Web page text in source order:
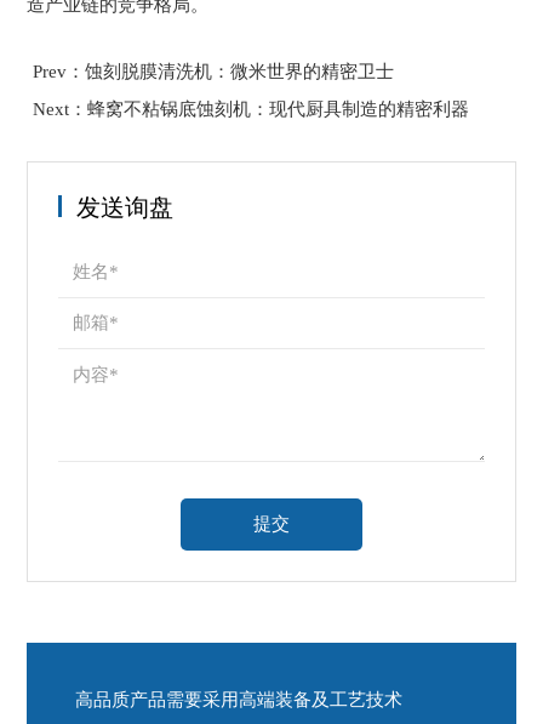
造产业链的竞争格局。
Prev：蚀刻脱膜清洗机：微米世界的精密卫士
Next：蜂窝不粘锅底蚀刻机：现代厨具制造的精密利器
发送询盘
高品质产品需要采用高端装备及工艺技术